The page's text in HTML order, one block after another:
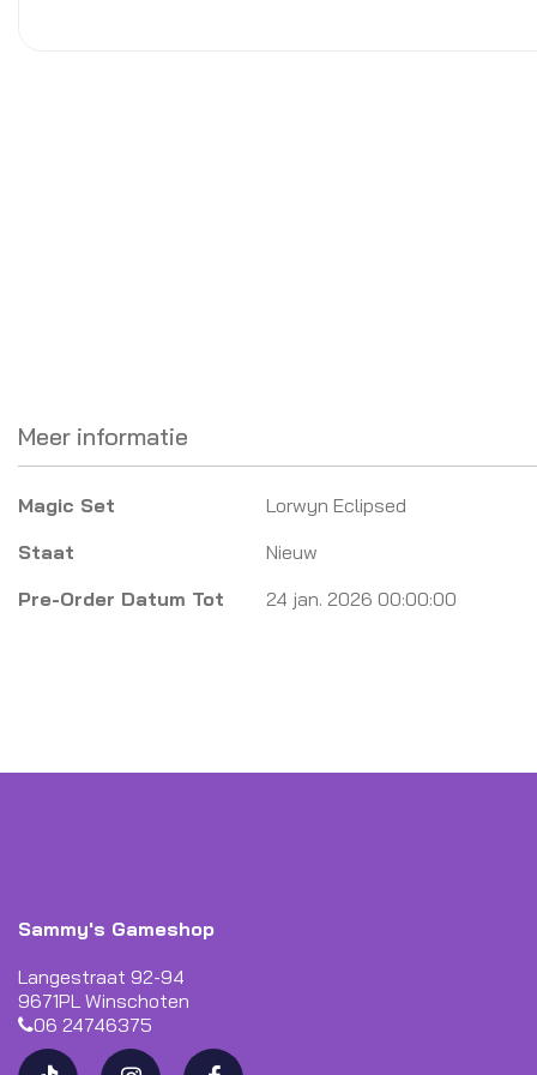
Meer informatie
Meer
Magic Set
Lorwyn Eclipsed
Staat
Nieuw
Pre-Order Datum Tot
24 jan. 2026 00:00:00
Sammy's Gameshop
Langestraat 92-94
9671PL Winschoten
06 24746375